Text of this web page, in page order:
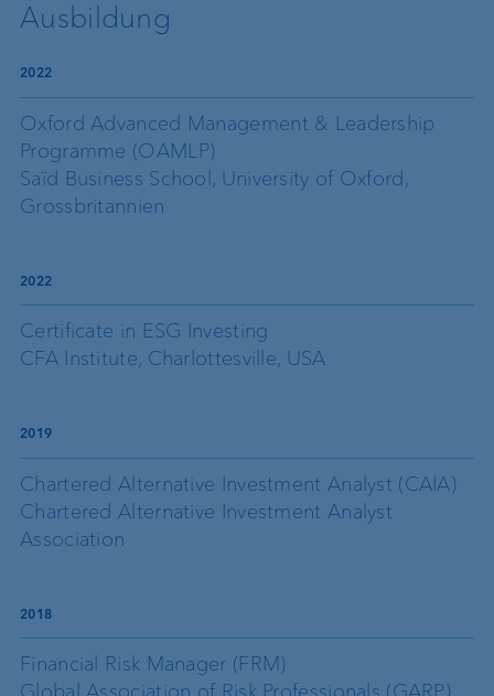
Ausbildung
2022
Oxford Advanced Management & Leadership
Programme (OAMLP)
Saïd Business School, University of Oxford,
Grossbritannien
2022
Certificate in ESG Investing
CFA Institute, Charlottesville, USA
2019
Chartered Alternative Investment Analyst (CAIA)
Chartered Alternative Investment Analyst
Association
2018
Financial Risk Manager (FRM)